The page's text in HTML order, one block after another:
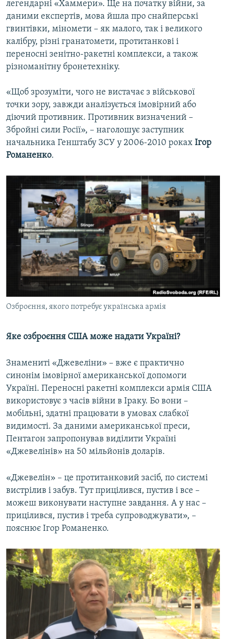
легендарні «Хаммери». Ще на початку війни, за
даними експертів, мова йшла про снайперські
гвинтівки, міномети – як малого, так і великого
калібру, різні гранатомети, протитанкові і
переносні зенітно-ракетні комплекси, а також
різноманітну бронетехніку.
«Щоб зрозуміти, чого не вистачає з військової
точки зору, завжди аналізується імовірний або
діючий противник. Противник визначений –
Збройні сили Росії», – наголошує заступник
начальника Генштабу ЗСУ у 2006-2010 роках Ігор
Романенко.
Озброєння, якого потребує українська армія
Яке озброєння США може надати Україні?
Знамениті «Джевеліни» – вже є практично
синонім імовірної американської допомоги
Україні. Переносні ракетні комплекси армія США
використовує з часів війни в Іраку. Бо вони –
мобільні, здатні працювати в умовах слабкої
видимості. За даними американської преси,
Пентагон запропонував виділити Україні
«Джевелінів» на 50 мільйонів доларів.
«Джевелін» – це протитанковий засіб, по системі
вистрілив і забув. Тут прицілився, пустив і все –
можеш виконувати наступне завдання. А у нас –
прицілився, пустив і треба супроводжувати», –
пояснює Ігор Романенко.